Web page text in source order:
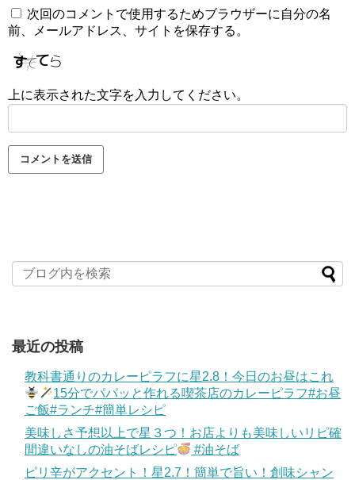
次回のコメントで使用するためブラウザーに自分の名
前、メールアドレス、サイトを保存する。
上に表示された文字を入力してください。
最近の投稿
教科書通りのカレーピラフに星2.8！今日のお昼はこれ
15分でパパッと作れる喫茶店のカレーピラフ#お昼
ご飯#ランチ#簡単レシピ
美味しさ予想以上で星３つ！お店よりも美味しいリピ確
間違いなしの油そばレシピ
#油そば
ピリ辛がアクセント！星2.7！簡単で旨い！創味シャン